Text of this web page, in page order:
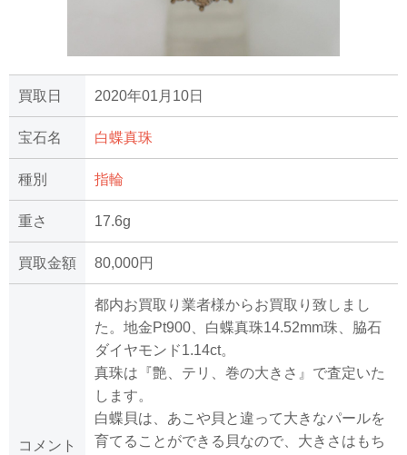
買取日 2020年01月10日
宝石名 白蝶真珠
種別 指輪
重さ 17.6g
買取金額 80,000円
コメント
都内お買取り業者様からお買取り致しまし
た。地金Pt900、白蝶真珠14.52mm珠、脇石
ダイヤモンド1.14ct。
真珠は『艶、テリ、巻の大きさ』で査定いた
します。
白蝶貝は、あこや貝と違って大きなパールを
育てることができる貝なので、大きさはもち